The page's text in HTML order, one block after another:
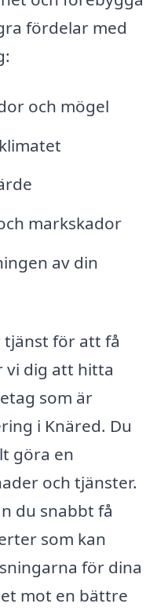
fördelar med
och mögel
markskador
av din
tjänst för att få
vi dig att hitta
som är
i Knäred. Du
göra en
och tjänster.
du snabbt få
som kan
för dina
mot en bättre